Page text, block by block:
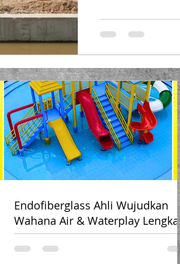
Di sinilah
PT Putra
toilet portable
Endofiberglass Ahli Wujudkan
Wahana Air & Waterplay
💦🎢